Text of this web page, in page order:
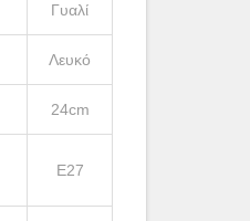
Γυαλί
Λευκό
24cm
Ε27